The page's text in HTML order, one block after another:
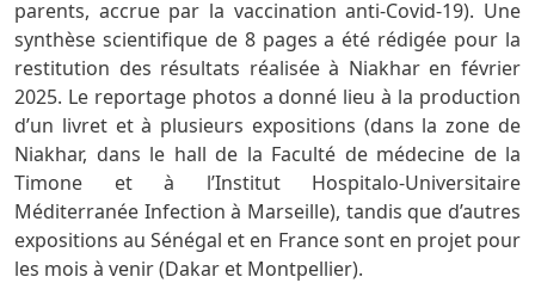
parents, accrue par la vaccination anti-Covid-19). Une
synthèse scientifique de 8 pages a été rédigée pour la
restitution des résultats réalisée à Niakhar en février
2025. Le reportage photos a donné lieu à la production
d’un livret et à plusieurs expositions (dans la zone de
Niakhar, dans le hall de la Faculté de médecine de la
Timone et à l’Institut Hospitalo-Universitaire
Méditerranée Infection à Marseille), tandis que d’autres
expositions au Sénégal et en France sont en projet pour
les mois à venir (Dakar et Montpellier).